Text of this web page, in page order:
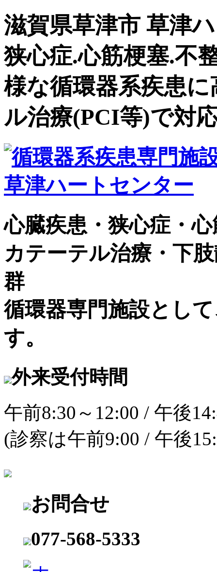
滋賀県草津市 草津
狭心症.心筋梗塞.不
様な循環器系疾患
ル治療(PCI等)で対
心臓疾患・狭心症・
カテーテル治療・下
群
循環器専門施設とし
す。
外来受付時間
午前8:30～12:00 / 午後
(診察は午前9:00 / 午後
お問合せ
077-568-5333